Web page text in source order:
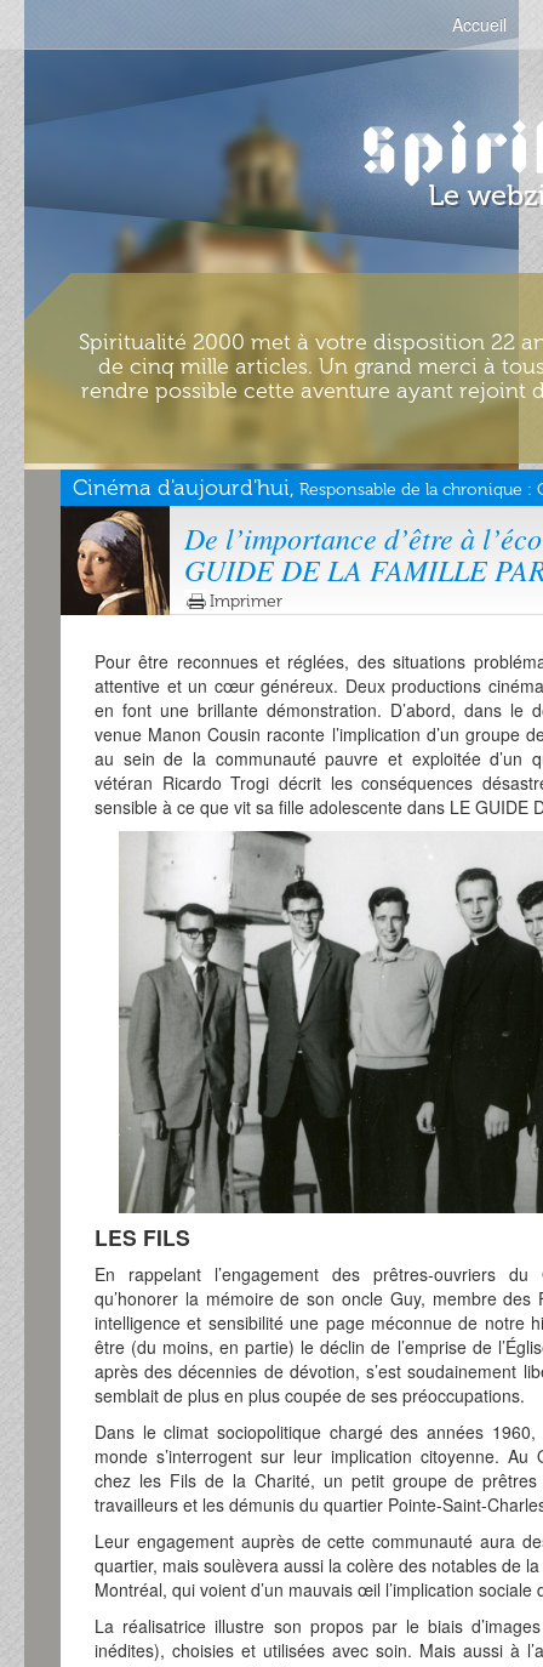
Accueil
Spiritualité 2000 met à votre disposition 22
de cinq mille articles. Un grand merci à
rendre possible cette aventure ayant rejoint
Cinéma d'aujourd'hui, Responsable de la chronique :
De l’importance d’être à
GUIDE DE LA FAMILLE
Imprimer
Pour être reconnues et réglées, des situations
attentive et un cœur généreux. Deux productions
en font une brillante démonstration. D’abord, dans le
venue Manon Cousin raconte l’implication d’un groupe
au sein de la communauté pauvre et exploitée d’un
vétéran Ricardo Trogi décrit les conséquences
sensible à ce que vit sa fille adolescente dans LE GUIDE
LES FILS
En rappelant l’engagement des prêtres-ouvriers
qu’honorer la mémoire de son oncle Guy, membre
intelligence et sensibilité une page méconnue de notre
être (du moins, en partie) le déclin de l’emprise de
après des décennies de dévotion, s’est soudainement
semblait de plus en plus coupée de ses préoccupations.
Dans le climat sociopolitique chargé des années
monde s’interrogent sur leur implication citoyenne.
chez les Fils de la Charité, un petit groupe de prêtres
travailleurs et les démunis du quartier Pointe-Saint-
Leur engagement auprès de cette communauté aura
quartier, mais soulèvera aussi la colère des notables de
Montréal, qui voient d’un mauvais œil l’implication sociale
La réalisatrice illustre son propos par le biais
inédites), choisies et utilisées avec soin. Mais aussi à